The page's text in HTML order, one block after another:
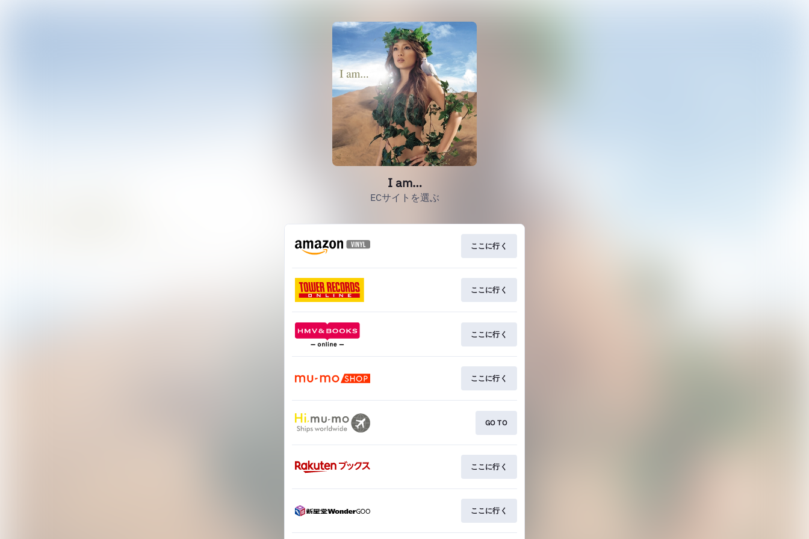
I am…
ECサイトを選ぶ
ここに行く
ここに行く
ここに行く
ここに行く
GO TO
ここに行く
ここに行く